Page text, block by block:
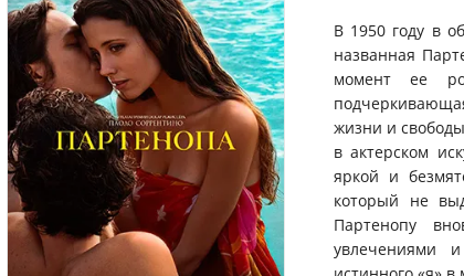
В 1950 году в
названная
момент ее
жизни и
в актерском
яркой и
который не
Партенопу
увлечениями